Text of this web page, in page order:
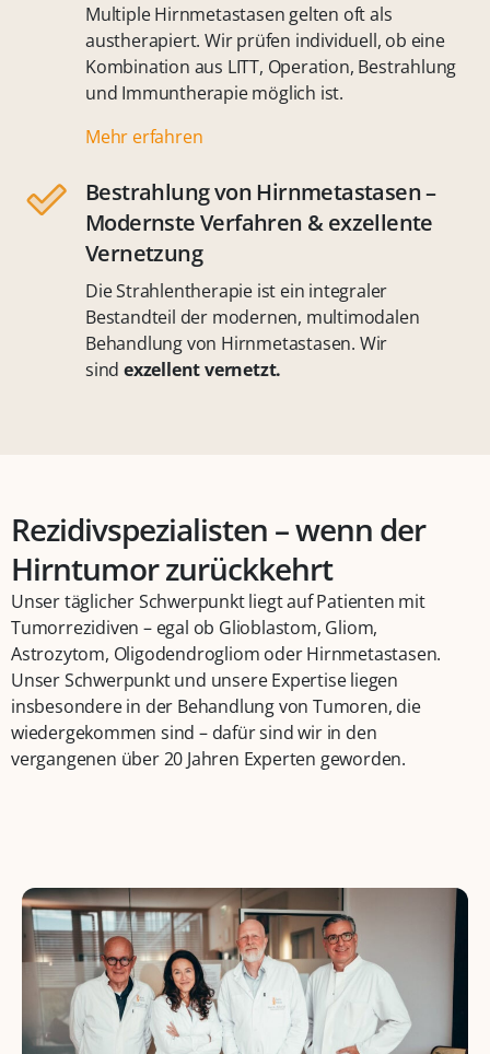
Multiple Hirnmetastasen gelten oft als
austherapiert. Wir prüfen individuell, ob eine
Kombination aus LITT, Operation, Bestrahlung
und Immuntherapie möglich ist.
Mehr erfahren
Bestrahlung von Hirnmetastasen –
Modernste Verfahren & exzellente
Vernetzung
Die Strahlentherapie ist ein integraler
Bestandteil der modernen, multimodalen
Behandlung von Hirnmetastasen. Wir
sind exzellent vernetzt.
Rezidivspezialisten – wenn der
Hirntumor zurückkehrt
Unser täglicher Schwerpunkt liegt auf Patienten mit
Tumorrezidiven – egal ob Glioblastom, Gliom,
Astrozytom, Oligodendrogliom oder Hirnmetastasen.
Unser Schwerpunkt und unsere Expertise liegen
insbesondere in der Behandlung von Tumoren, die
wiedergekommen sind – dafür sind wir in den
vergangenen über 20 Jahren Experten geworden.